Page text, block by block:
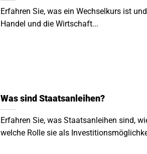
Erfahren Sie, was ein Wechselkurs ist
Handel und die Wirtschaft...
Was sind Staatsanleihen?
Erfahren Sie, was Staatsanleihen sind,
welche Rolle sie als